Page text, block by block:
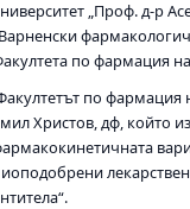
„Проф. д-р
по фармация
по фармация
Христов, дф, който